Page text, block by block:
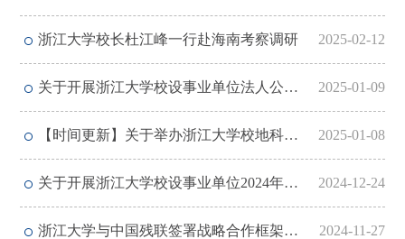
浙江大学校长杜江峰一行赴海南考察调研 2025-02-12
关于开展浙江大学校设事业单位法人公示信息自查的通知 2025-01-09
【时间更新】关于举办浙江大学校地科创平台工作推进会的通知 2025-01-08
关于开展浙江大学校设事业单位2024年度考核工作的通知 2024-12-24
浙江大学与中国残联签署战略合作框架协议 2024-11-27